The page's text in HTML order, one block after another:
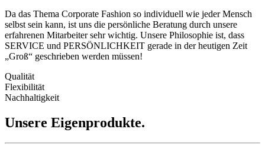
Da das Thema Corporate Fashion so individuell wie jeder Mensch
selbst sein kann, ist uns die persönliche Beratung durch unsere
erfahrenen Mitarbeiter sehr wichtig. Unsere Philosophie ist, dass
SERVICE und PERSÖNLICHKEIT gerade in der heutigen Zeit
„Groß“ geschrieben werden müssen!
Qualität
Flexibilität
Nachhaltigkeit
Unsere Eigenprodukte.